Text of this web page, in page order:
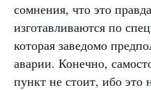
сомнения, что это
изготавливаются по
которая заведомо
аварии. Конечно,
пункт не стоит, ибо это